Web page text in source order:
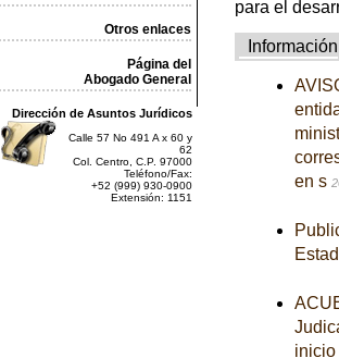
Otros enlaces
Página del
Abogado General
Dirección de Asuntos Jurídicos
Calle 57 No 491 A x 60 y
62
Col. Centro, C.P. 97000
Teléfono/Fax:
+52 (999) 930-0900
Extensión: 1151
para el
Información
en s
inicio